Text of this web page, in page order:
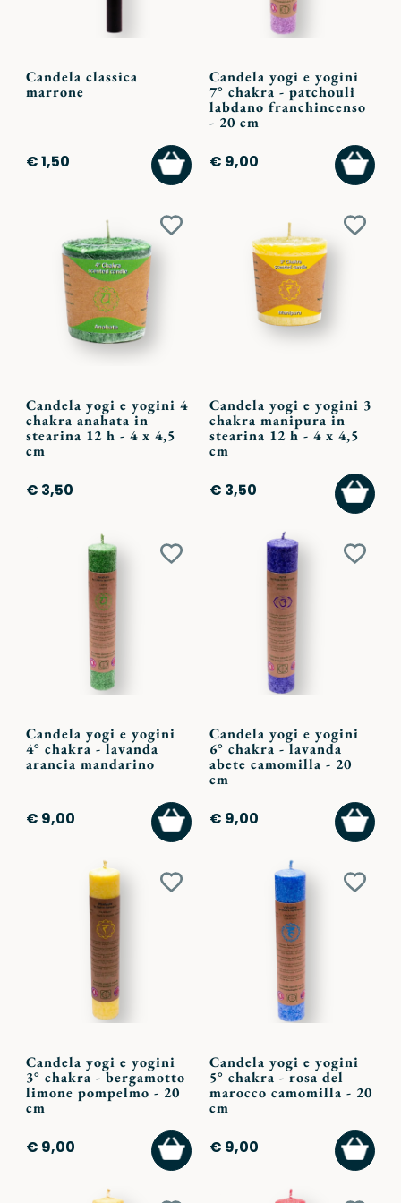
Candela classica
marrone
€ 1,50
AGGIUNGI
AL
CARRELLO
Candela yogi e yogini
7° chakra - patchouli
labdano franchincenso
- 20 cm
€ 9,00
AL
Aggiungi
Candela yogi e yogini 4
chakra anahata in
stearina 12 h - 4 x 4,5
cm
€ 3,50
Candela yogi e yogini 3
chakra manipura in
stearina 12 h - 4 x 4,5
cm
€ 3,50
AL
Aggiungi
Candela yogi e yogini
4° chakra - lavanda
arancia mandarino
€ 9,00
AGGIUNGI
AL
CARRELLO
Candela yogi e yogini
6° chakra - lavanda
abete camomilla - 20
cm
€ 9,00
AL
Aggiungi
Candela yogi e yogini
3° chakra - bergamotto
limone pompelmo - 20
cm
€ 9,00
AGGIUNGI
AL
CARRELLO
Candela yogi e yogini
5° chakra - rosa del
marocco camomilla - 20
cm
€ 9,00
AL